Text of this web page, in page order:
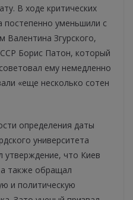
В ходе критических
постепенно уменьшили с
Валентина Згурского,
Борис Патон, который
ему немедленно
«еще несколько сотен
определения даты
университета
утверждение, что Киев
а также обращал
и политическую